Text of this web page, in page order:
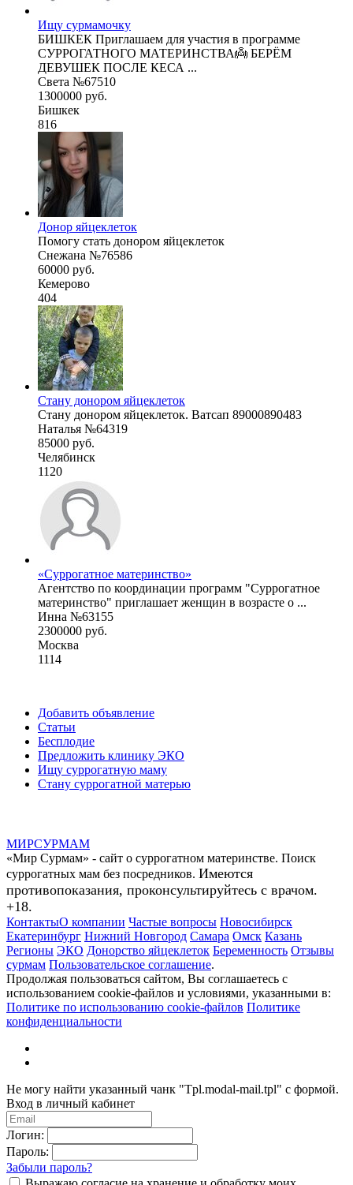
Ищу сурмамочку
БИШКЕК Приглашаем для участия в программе
СУРРОГАТНОГО МАТЕРИНСТВА👼 БЕРЁМ
ДЕВУШЕК ПОСЛЕ КЕСА ...
Света №67510
1300000 руб.
Бишкек
816
Донор яйцеклеток
Помогу стать донором яйцеклеток
Снежана №76586
60000 руб.
Кемерово
404
Стану донором яйцеклеток
Стану донором яйцеклеток. Ватсап 89000890483
Наталья №64319
85000 руб.
Челябинск
1120
«Суррогатное материнство»
Агентство по координации программ "Суррогатное
материнство" приглашает женщин в возрасте о ...
Инна №63155
2300000 руб.
Москва
1114
Добавить объявление
Статьи
Бесплодие
Предложить клинику ЭКО
Ищу суррогатную маму
Стану суррогатной матерью
МИРСУРМАМ
«Мир Сурмам» - сайт о суррогатном материнстве. Поиск
суррогатных мам без посредников. Имеются
противопоказания, проконсультируйтесь с врачом.
+18.
КонтактыО компании Частые вопросы Новосибирск
Екатеринбург Нижний Новгород Самара Омск Казань
Регионы ЭКО Донорство яйцеклеток Беременность Отзывы
сурмам Пользовательское соглашение.
Продолжая пользоваться сайтом, Вы соглашаетесь с
использованием cookie-файлов и условиями, указанными в:
Политике по использованию cookie-файлов Политике
конфиденциальности
Не могу найти указанный чанк "Tpl.modal-mail.tpl" с формой.
Вход в личный кабинет
Логин:
Пароль:
Забыли пароль?